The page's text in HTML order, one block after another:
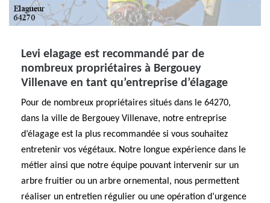
Levi elagage est recommandé par de
nombreux propriétaires à Bergouey
Villenave en tant qu’entreprise d’élagage
Pour de nombreux propriétaires situés dans le 64270,
dans la ville de Bergouey Villenave, notre entreprise
d’élagage est la plus recommandée si vous souhaitez
entretenir vos végétaux. Notre longue expérience dans le
métier ainsi que notre équipe pouvant intervenir sur un
arbre fruitier ou un arbre ornemental, nous permettent
réaliser un entretien régulier ou une opération d’urgence